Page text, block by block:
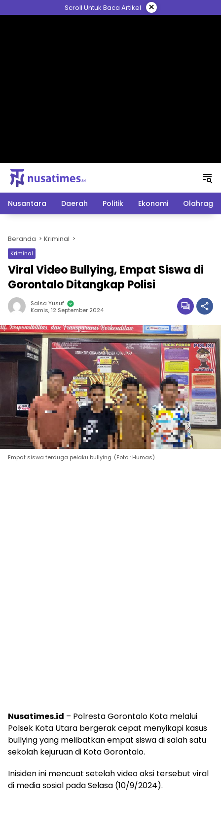
ke
Scroll Untuk Baca Artikel ×
Nusantara Daerah Politik Ekonomi Olahraga
Beranda Kriminal
Kriminal
Viral Video Bullying, Empat Siswa di
Gorontalo Ditangkap Polisi
Salsa Yusuf
Kamis, 12 September 2024
Empat siswa terduga pelaku bullying. (Foto : Humas)
Nusatimes.id – Polresta Gorontalo Kota melalui
Polsek Kota Utara bergerak cepat menyikapi kasus
bullying yang melibatkan empat siswa di salah satu
sekolah kejuruan di Kota Gorontalo.
Inisiden ini mencuat setelah video aksi tersebut viral
di media sosial pada Selasa (10/9/2024).